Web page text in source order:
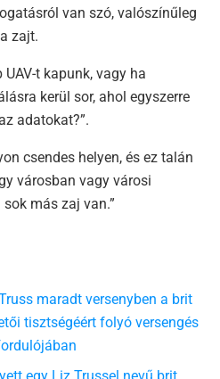
van szó, valószínűleg
zajt.
t kapunk, vagy ha
kerül sor, ahol egyszerre
adatokat?”.
csendes helyen, és ez talán
városban vagy városi
más zaj van.”
maradt versenyben a brit
tisztségéért folyó versengés